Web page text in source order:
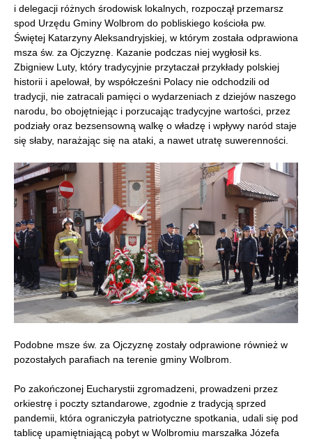
i delegacji różnych środowisk lokalnych, rozpoczął przemarsz
spod Urzędu Gminy Wolbrom do pobliskiego kościoła pw.
Świętej Katarzyny Aleksandryjskiej, w którym została odprawiona
msza św. za Ojczyznę. Kazanie podczas niej wygłosił ks.
Zbigniew Luty, który tradycyjnie przytaczał przykłady polskiej
historii i apelował, by współcześni Polacy nie odchodzili od
tradycji, nie zatracali pamięci o wydarzeniach z dziejów naszego
narodu, bo obojętniejąc i porzucając tradycyjne wartości, przez
podziały oraz bezsensowną walkę o władzę i wpływy naród staje
się słaby, narażając się na ataki, a nawet utratę suwerenności.
Podobne msze św. za Ojczyznę zostały odprawione również w
pozostałych parafiach na terenie gminy Wolbrom.
Po zakończonej Eucharystii zgromadzeni, prowadzeni przez
orkiestrę i poczty sztandarowe, zgodnie z tradycją sprzed
pandemii, która ograniczyła patriotyczne spotkania, udali się pod
tablicę upamiętniającą pobyt w Wolbromiu marszałka Józefa